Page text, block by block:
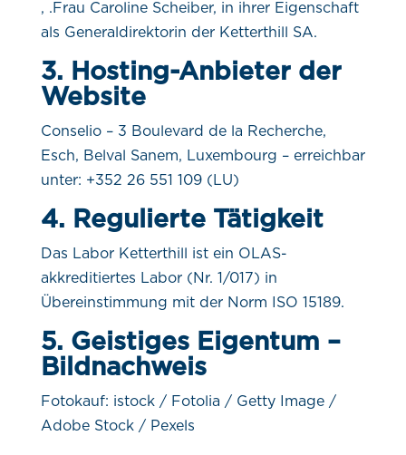
, .Frau Caroline Scheiber, in ihrer Eigenschaft
als Generaldirektorin der Ketterthill SA.
3. Hosting-Anbieter der
Website
Conselio – 3 Boulevard de la Recherche,
Esch, Belval Sanem, Luxembourg – erreichbar
unter: +352 26 551 109 (LU)
4. Regulierte Tätigkeit
Das Labor Ketterthill ist ein OLAS-
akkreditiertes Labor (Nr. 1/017) in
Übereinstimmung mit der Norm ISO 15189.
5. Geistiges Eigentum –
Bildnachweis
Fotokauf: istock / Fotolia / Getty Image /
Adobe Stock / Pexels